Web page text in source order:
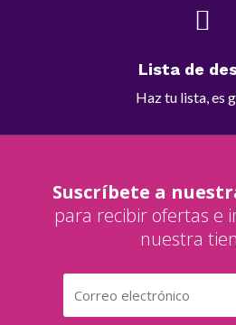

Lista de
Haz tu lista, es
Suscríbete a
para recibir ofertas e
nuestra